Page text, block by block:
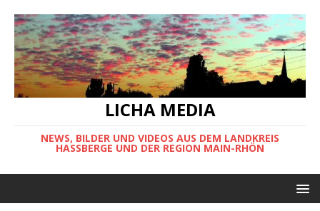
LICHA MEDIA
NEWS, BILDER UND VIDEOS AUS DEM LANDKREIS
HASSBERGE UND DER REGION MAIN-RHÖN